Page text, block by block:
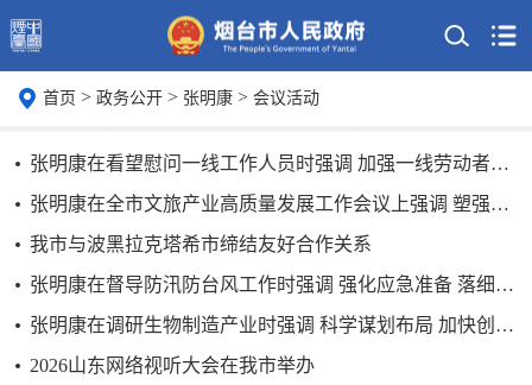
首页 > 政务公开 > 张明康 > 会议活动
张明康在看望慰问一线工作人员时强调 加强一线劳动者关爱保障 营造干事创业的暖心环境
张明康在全市文旅产业高质量发展工作会议上强调 塑强“仙境海岸游”核心文旅品牌 开创文旅产业高质量发展新局面
我市与波黑拉克塔希市缔结友好合作关系
张明康在督导防汛防台风工作时强调 强化应急准备 落细防范措施 全力以赴做好防汛防台风工作
张明康在调研生物制造产业时强调 科学谋划布局 加快创新发展 以生物制造产业催生培育新质生产力
2026山东网络视听大会在我市举办